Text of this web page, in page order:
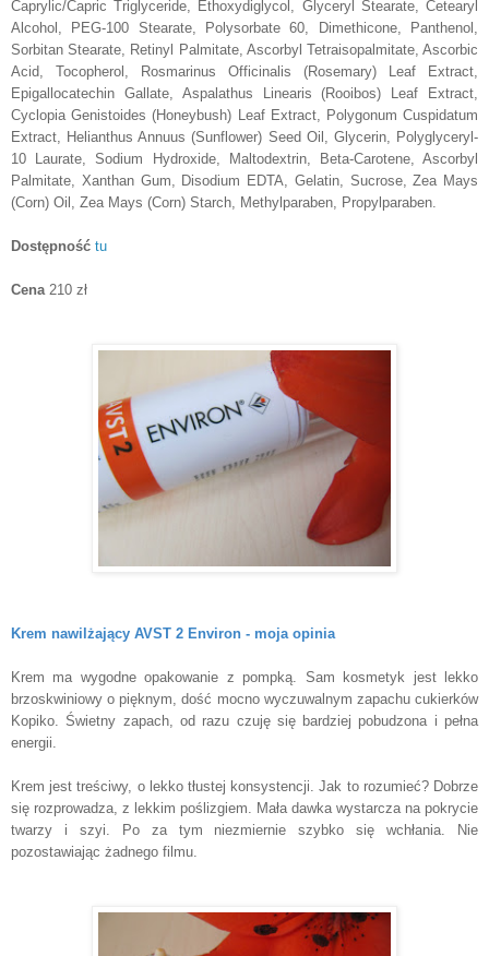
Caprylic/Capric Triglyceride, Ethoxydiglycol, Glyceryl Stearate, Cetearyl
Alcohol, PEG-100 Stearate, Polysorbate 60, Dimethicone, Panthenol,
Sorbitan Stearate, Retinyl Palmitate, Ascorbyl Tetraisopalmitate, Ascorbic
Acid, Tocopherol, Rosmarinus Officinalis (Rosemary) Leaf Extract,
Epigallocatechin Gallate, Aspalathus Linearis (Rooibos) Leaf Extract,
Cyclopia Genistoides (Honeybush) Leaf Extract, Polygonum Cuspidatum
Extract, Helianthus Annuus (Sunflower) Seed Oil, Glycerin, Polyglyceryl-
10 Laurate, Sodium Hydroxide, Maltodextrin, Beta-Carotene, Ascorbyl
Palmitate, Xanthan Gum, Disodium EDTA, Gelatin, Sucrose, Zea Mays
(Corn) Oil, Zea Mays (Corn) Starch, Methylparaben, Propylparaben.
Dostępność tu
Cena 210 zł
Krem nawilżający AVST 2 Environ - moja opinia
Krem ma wygodne opakowanie z pompką. Sam kosmetyk jest lekko
brzoskwiniowy o pięknym, dość mocno wyczuwalnym zapachu cukierków
Kopiko. Świetny zapach, od razu czuję się bardziej pobudzona i pełna
energii.
Krem jest treściwy, o lekko tłustej konsystencji. Jak to rozumieć? Dobrze
się rozprowadza, z lekkim poślizgiem. Mała dawka wystarcza na pokrycie
twarzy i szyi. Po za tym niezmiernie szybko się wchłania. Nie
pozostawiając żadnego filmu.